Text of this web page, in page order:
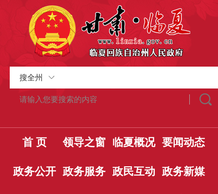
搜全州
首 页 领导之窗 临夏概况 要闻动态
政务公开 政务服务 政民互动 政务新媒